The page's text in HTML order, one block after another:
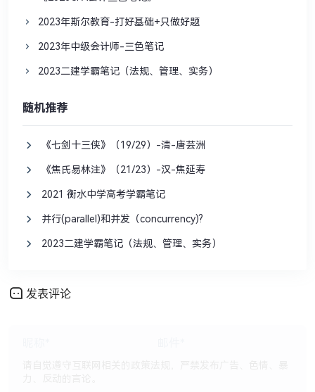
2023年斯尔教育-打好基础+只做好题
2023年中级会计师-三色笔记
2023二建学霸笔记（法规、管理、实务）
随机推荐
《七剑十三侠》（19/29）-清-唐芸洲
《焦氏易林注》（21/23）-汉-焦延寿
2021 衡水中学高考学霸笔记
并行(parallel)和并发（concurrency)?
2023二建学霸笔记（法规、管理、实务）
发表评论